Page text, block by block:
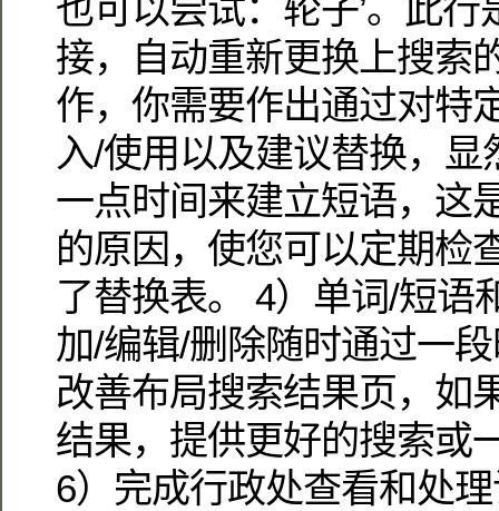
也可以尝试：轮子’。此
接，自动重新更换上搜索
作，你需要作出通过对特
入/使用以及建议替换，
一点时间来建立短语，这
的原因，使您可以定期检
了替换表。 4）单词/短语
加/编辑/删除随时通过一
改善布局搜索结果页，如
结果，提供更好的搜索或
6）完成行政处查看和处